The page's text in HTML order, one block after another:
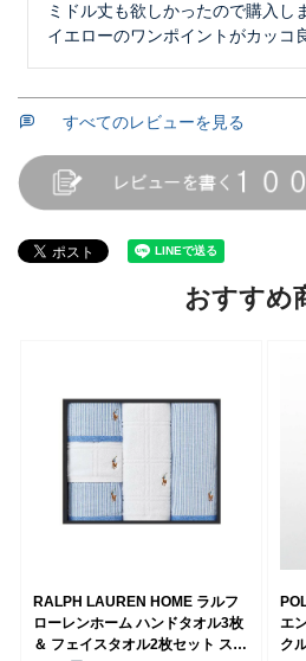
ミドル丈も欲しかったので購入し
イエローのワンポイントがカッコ
すべてのレビューを見る
おすすめ
RALPH LAUREN HOME ラルフ
ローレンホーム ハンドタオル3枚
＆ フェイスタオル2枚セット スト
エ
ク